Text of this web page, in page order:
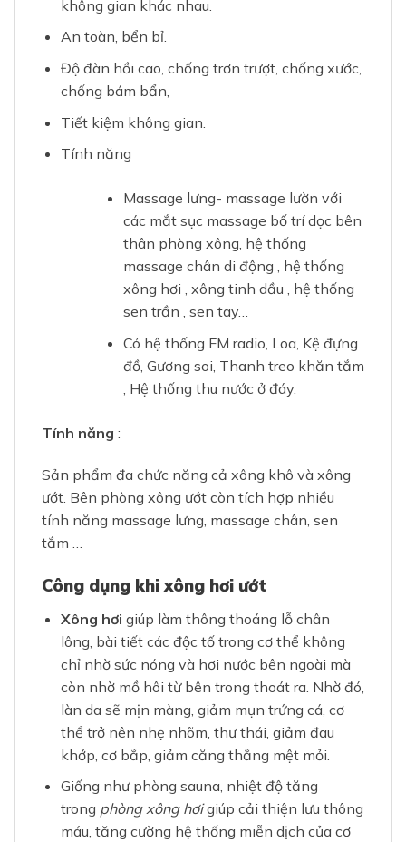
không gian khác nhau.
An toàn, bển bỉ.
Độ đàn hồi cao, chống trơn trượt, chống xước,
chống bám bẩn,
Tiết kiệm không gian.
Tính năng
Massage lưng- massage lườn với
các mắt sục massage bố trí dọc bên
thân phòng xông, hệ thống
massage chân di động , hệ thống
xông hơi , xông tinh dầu , hệ thống
sen trần , sen tay…
Có hệ thống FM radio, Loa, Kệ đựng
đồ, Gương soi, Thanh treo khăn tắm
, Hệ thống thu nước ở đáy.
Tính năng :
Sản phẩm đa chức năng cả xông khô và xông
ướt. Bên phòng xông ướt còn tích hợp nhiều
tính năng massage lưng, massage chân, sen
tắm …
Công dụng khi xông hơi ướt
Xông hơi giúp làm thông thoáng lỗ chân
lông, bài tiết các độc tố trong cơ thể không
chỉ nhờ sức nóng và hơi nước bên ngoài mà
còn nhờ mồ hôi từ bên trong thoát ra. Nhờ đó,
làn da sẽ mịn màng, giảm mụn trứng cá, cơ
thể trở nên nhẹ nhõm, thư thái, giảm đau
khớp, cơ bắp, giảm căng thẳng mệt mỏi.
Giống như phòng sauna, nhiệt độ tăng
trong phòng xông hơigiúp cải thiện lưu thông
máu, tăng cường hệ thống miễn dịch của cơ